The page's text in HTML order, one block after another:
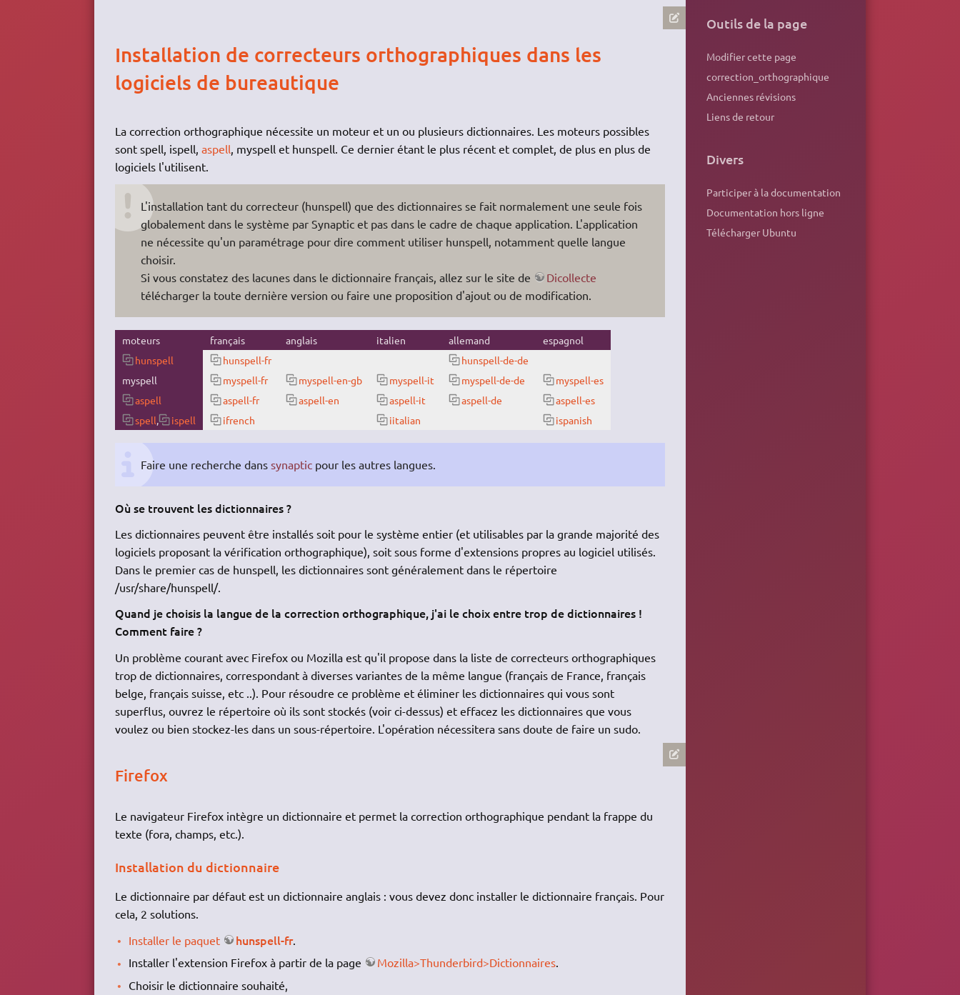
Installation de correcteurs orthographiques dans les
logiciels de bureautique
La correction orthographique nécessite un moteur et un ou plusieurs dictionnaires. Les moteurs possibles
sont spell, ispell, aspell, myspell et hunspell. Ce dernier étant le plus récent et complet, de plus en plus de
logiciels l'utilisent.
L'installation tant du correcteur (hunspell) que des dictionnaires se fait normalement une seule fois
globalement dans le système par Synaptic et pas dans le cadre de chaque application. L'application
ne nécessite qu'un paramétrage pour dire comment utiliser hunspell, notamment quelle langue
choisir.
Si vous constatez des lacunes dans le dictionnaire français, allez sur le site de
Dicollecte
télécharger la toute dernière version ou faire une proposition d'ajout ou de modification.
moteurs français anglais italien allemand
espagnol
hunspell
hunspell-fr
hunspell-de-de
myspell
myspell-fr myspell-en-gb myspell-it myspell-de-de
myspell-es
aspell
aspell-fr aspell-en aspell-it aspell-de
aspell-es
spell, ispell ifrench iitalian ispanish
Faire une recherche dans synapticpour les autres langues.
Où se trouvent les dictionnaires ?
Les dictionnaires peuvent être installés soit pour le système entier (et utilisables par la grande majorité des
logiciels proposant la vérification orthographique), soit sous forme d'extensions propres au logiciel utilisés.
Dans le premier cas de hunspell, les dictionnaires sont généralement dans le répertoire
/usr/share/hunspell/.
Quand je choisis la langue de la correction orthographique, j'ai le choix entre trop de dictionnaires !
Comment faire ?
Un problème courant avec Firefox ou Mozilla est qu'il propose dans la liste de correcteurs orthographiques
trop de dictionnaires, correspondant à diverses variantes de la même langue (français de France, français
belge, français suisse, etc ..). Pour résoudre ce problème et éliminer les dictionnaires qui vous sont
superflus, ouvrez le répertoire où ils sont stockés (voir ci-dessus) et effacez les dictionnaires que vous
voulez ou bien stockez-les dans un sous-répertoire. L'opération nécessitera sans doute de faire un sudo.
Firefox
Le navigateur Firefox intègre un dictionnaire et permet la correction orthographique pendant la frappe du
texte (fora, champs, etc.).
Installation du dictionnaire
Le dictionnaire par défaut est un dictionnaire anglais : vous devez donc installer le dictionnaire français. Pour
cela, 2 solutions.
Installer le paquet
hunspell-fr.
Installer l'extension Firefox à partir de la page
Mozilla>Thunderbird>Dictionnaires.
Choisir le dictionnaire souhaité,
Outils de la page
Modifier cette page
correction_orthographique
Anciennes révisions
Liens de retour
Divers
Participer à la documentation
Documentation hors ligne
Télécharger Ubuntu